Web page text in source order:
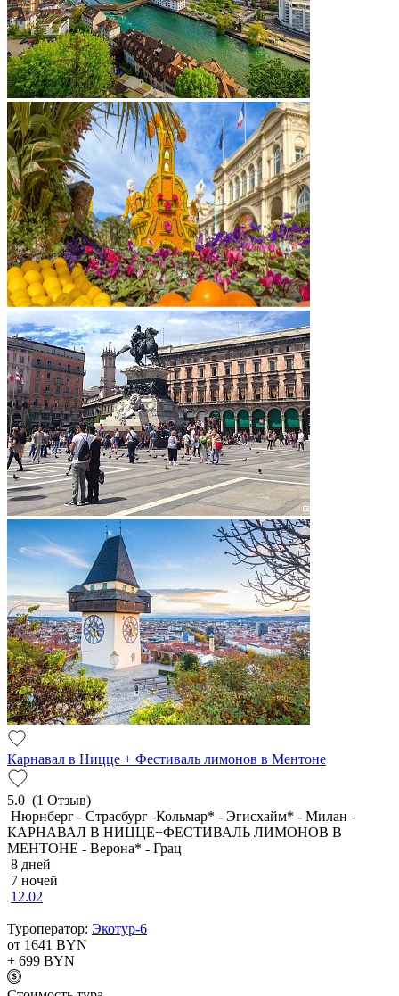
Карнавал в Ницце + Фестиваль лимонов в Ментоне
5.0 (1 Отзыв)
Нюрнберг - Страсбург -Кольмар* - Эгисхайм* - Милан -
КАРНАВАЛ В НИЦЦЕ+ФЕСТИВАЛЬ ЛИМОНОВ В
МЕНТОНЕ - Верона* - Грац
8 дней
7 ночей
12.02
Туроператор: Экотур-6
от 1641 BYN
+ 699 BYN